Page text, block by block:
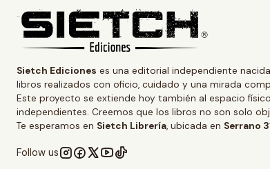
Sietch Ediciones es una editorial independiente
libros realizados con oficio, cuidado y una mirada
Este proyecto se extiende hoy también al espacio
independientes. Creemos que los libros no son solo
Te esperamos en Sietch Librería, ubicada en Serrano
Follow us